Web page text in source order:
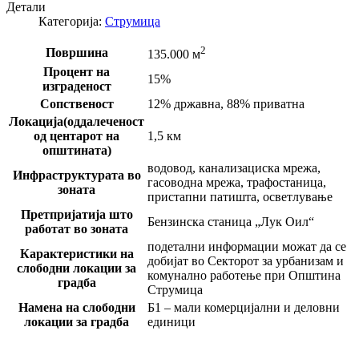
Детали
Категорија: Струмица
Површина 135.000 м2
Процент на
изграденост
15%
Сопственост
12% државна, 88% приватна
Локација(оддалеченост
од центарот на
општината)
1,5 км
Инфраструктурата во
зоната
водовод, канализациска мрежа,
гасоводна мрежа, трафостаница,
пристапни патишта, осветлување
Претпријатија што
работат во зоната
Бензинска станица „Лук Оил“
Карактеристики на
слободни локации за
градба
подетални информации можат да се
добијат во Секторот за урбанизам и
комунално работење при Општина
Струмица
Намена на слободни
локации за градба
Б1 – мали комерцијални и деловни
единици